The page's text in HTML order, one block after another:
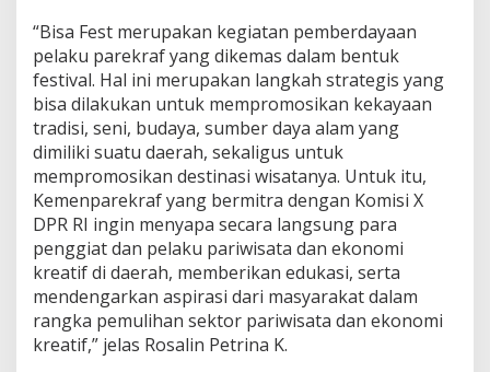
“Bisa Fest merupakan kegiatan pemberdayaan
pelaku parekraf yang dikemas dalam bentuk
festival. Hal ini merupakan langkah strategis yang
bisa dilakukan untuk mempromosikan kekayaan
tradisi, seni, budaya, sumber daya alam yang
dimiliki suatu daerah, sekaligus untuk
mempromosikan destinasi wisatanya. Untuk itu,
Kemenparekraf yang bermitra dengan Komisi X
DPR RI ingin menyapa secara langsung para
penggiat dan pelaku pariwisata dan ekonomi
kreatif di daerah, memberikan edukasi, serta
mendengarkan aspirasi dari masyarakat dalam
rangka pemulihan sektor pariwisata dan ekonomi
kreatif,” jelas Rosalin Petrina K.